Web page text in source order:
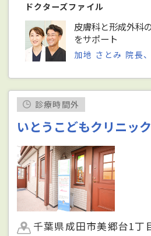
ドクターズファイル
皮膚科と形成外科
をサポート
加地 さとみ 院長
診療時間外
いとうこどもクリニック
千葉県成田市美郷台1丁